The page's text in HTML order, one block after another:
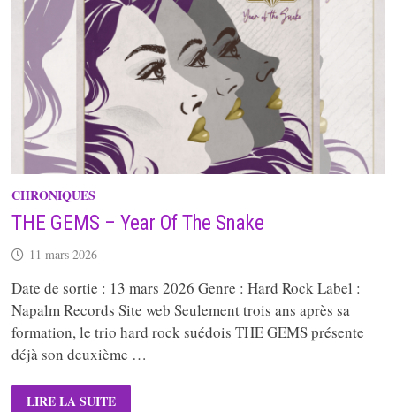
CHRONIQUES
THE GEMS – Year Of The Snake
11 mars 2026
Date de sortie : 13 mars 2026 Genre : Hard Rock Label :
Napalm Records Site web Seulement trois ans après sa
formation, le trio hard rock suédois THE GEMS présente
déjà son deuxième …
THE
GEMS
LIRE LA SUITE